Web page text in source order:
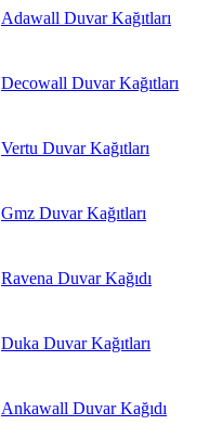
Adawall Duvar Kağıtları
Decowall Duvar Kağıtları
Vertu Duvar Kağıtları
Gmz Duvar Kağıtları
Ravena Duvar Kağıdı
Duka Duvar Kağıtları
Ankawall Duvar Kağıdı